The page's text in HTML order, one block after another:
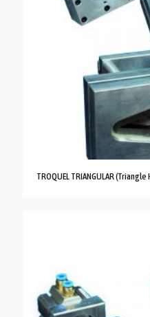
TROQUEL TRIANGULAR (Triangle